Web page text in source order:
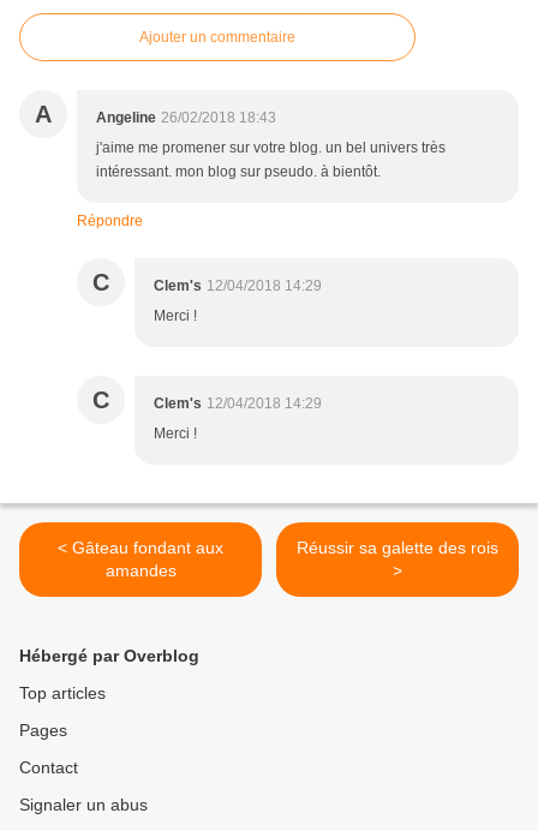
Ajouter un commentaire
A Angeline 26/02/2018 18:43
j'aime me promener sur votre blog. un bel univers très
intéressant. mon blog sur pseudo. à bientôt.
Répondre
C Clem's 12/04/2018 14:29
Merci !
C Clem's 12/04/2018 14:29
Merci !
< Gâteau fondant aux
amandes
Réussir sa galette des rois
>
Hébergé par Overblog
Top articles
Pages
Contact
Signaler un abus